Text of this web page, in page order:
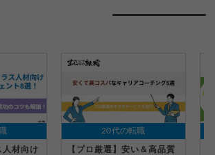
人材向け
20代の転職
【プロ厳選】安い＆高品質